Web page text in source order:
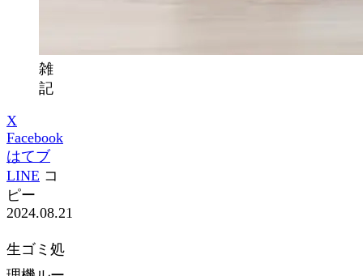
雑
記
X
Facebook
はてブ
LINE コ
ピー
2024.08.21
生ゴミ処